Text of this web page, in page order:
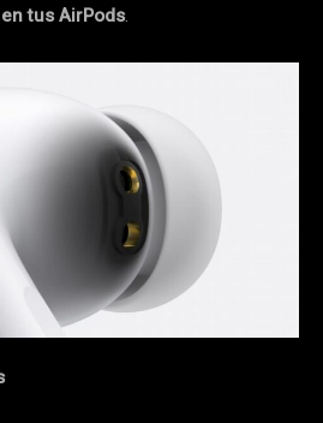
tus AirPods.